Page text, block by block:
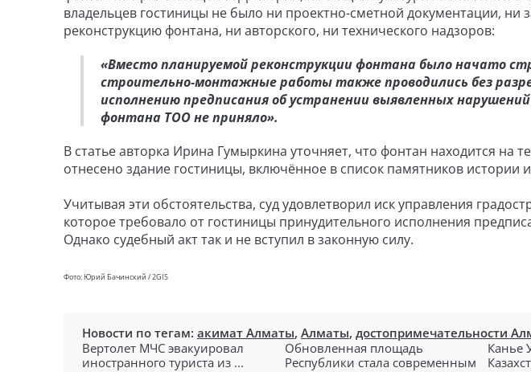
владельцев гостиницы не было ни проектно-сметной документации, ни
реконструкцию фонтана, ни авторского, ни технического надзоров:
«Вместо планируемой реконструкции фонтана было начато
строительно-монтажные работы также проводились без
исполнению предписания об устранении выявленных
фонтана ТОО не приняло».
В статье авторка Ирина Гумыркина уточняет, что фонтан находится на
отнесено здание гостиницы, включённое в список памятников истории
Учитывая эти обстоятельства, суд удовлетворил иск управления
которое требовало от гостиницы принудительного исполнения
Однако судебный акт так и не вступил в законную силу.
Фото: Юрий Бачинский / 2GIS
Новости по тегам: акимат Алматы, Алматы, достопримечательности
Вертолет МЧС эвакуировал
иностранного туриста из ...
Обновленная площадь
Республики стала современным
Канье